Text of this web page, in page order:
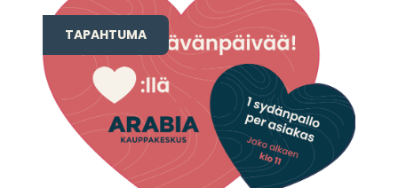
TAPAHTUMA